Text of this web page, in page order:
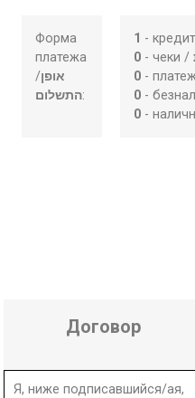
Форма
платежа
/אופן
התשלום:
1 -
0 - чеки /
0 -
0 -
0 -
Договор
Я, ниже подписавшийся/ая,